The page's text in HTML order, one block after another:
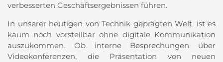
verbesserten Geschäftsergebnissen führen.
In unserer heutigen von Technik geprägten Welt, ist es
kaum noch vorstellbar ohne digitale Kommunikation
auszukommen. Ob interne Besprechungen über
Videokonferenzen, die Präsentation von neuen